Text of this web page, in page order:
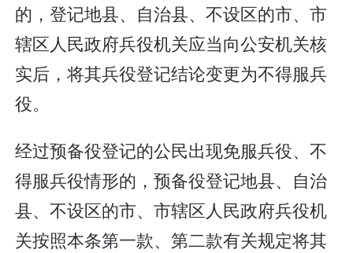
的，登记地县、自治县、不设区的市、市
辖区人民政府兵役机关应当向公安机关核
实后，将其兵役登记结论变更为不得服兵
役。
经过预备役登记的公民出现免服兵役、不
得服兵役情形的，预备役登记地县、自治
县、不设区的市、市辖区人民政府兵役机
关按照本条第一款、第二款有关规定将其